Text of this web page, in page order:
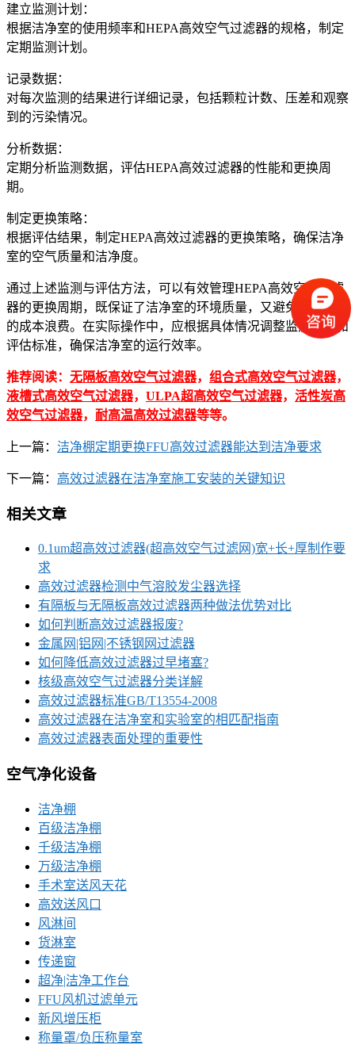
建立监测计划：
根据洁净室的使用频率和HEPA高效空气过滤器的规格，制定
定期监测计划。
记录数据：
对每次监测的结果进行详细记录，包括颗粒计数、压差和观察
到的污染情况。
分析数据：
定期分析监测数据，评估HEPA高效过滤器的性能和更换周
期。
制定更换策略：
根据评估结果，制定HEPA高效过滤器的更换策略，确保洁净
室的空气质量和洁净度。
通过上述监测与评估方法，可以有效管理HEPA高效空气过滤
器的更换周期，既保证了洁净室的环境质量，又避免了不必要
的成本浪费。在实际操作中，应根据具体情况调整监测频率和
评估标准，确保洁净室的运行效率。
推荐阅读： 无隔板高效空气过滤器， 组合式高效空气过滤器，
液槽式高效空气过滤器， ULPA超高效空气过滤器， 活性炭高
效空气过滤器， 耐高温高效过滤器等等。
上一篇： 洁净棚定期更换FFU高效过滤器能达到洁净要求
下一篇： 高效过滤器在洁净室施工安装的关键知识
相关文章
0.1um超高效过滤器(超高效空气过滤网)宽+长+厚制作要
求
高效过滤器检测中气溶胶发尘器选择
有隔板与无隔板高效过滤器两种做法优势对比
如何判断高效过滤器报废?
金属网|铝网|不锈钢网过滤器
如何降低高效过滤器过早堵塞?
核级高效空气过滤器分类详解
高效过滤器标准GB/T13554-2008
高效过滤器在洁净室和实验室的相匹配指南
高效过滤器表面处理的重要性
空气净化设备
洁净棚
百级洁净棚
千级洁净棚
万级洁净棚
手术室送风天花
高效送风口
风淋间
货淋室
传递窗
超净|洁净工作台
FFU风机过滤单元
新风增压柜
称量罩/负压称量室